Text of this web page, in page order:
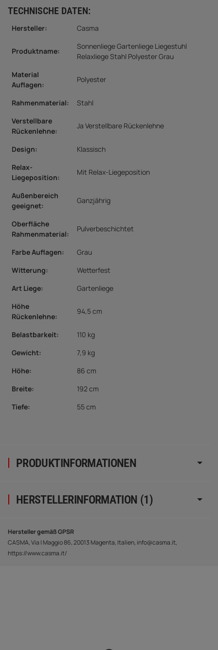
PRODUKTINFORMATIONEN
TECHNISCHE DATEN:
Hersteller: Casma
Produktname:
Sonnenliege Gartenliege Liegestuhl
Relaxliege Stahl Polyester Grau
Material
Auflagen:
Polyester
Rahmenmaterial:
Stahl
Verstellbare
Rückenlehne:
Ja Verstellbare Rückenlehne
Design:
Klassisch
Relax-
Liegeposition:
Mit Relax-Liegeposition
Außenbereich
geeignet:
Ganzjährig
Oberfläche
Rahmenmaterial:
Pulverbeschichtet
Farbe Auflagen:
Grau
Witterung:
Wetterfest
Art Liege:
Gartenliege
Höhe
Rückenlehne:
94,5 cm
Belastbarkeit:
110 kg
Gewicht:
7,9 kg
Höhe:
86 cm
Breite:
192 cm
Tiefe:
55 cm
HERSTELLERINFORMATION (1)
Hersteller gemäß GPSR
CASMA, Via I Maggio 86, 20013 Magenta, Italien, info@casma.it,
https://www.casma.it/